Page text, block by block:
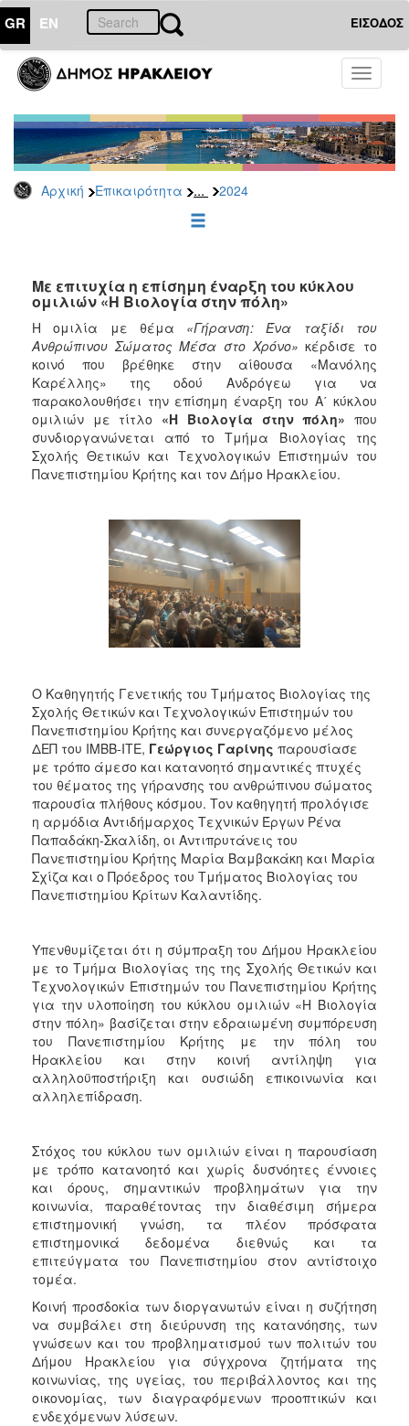
GR EN ΕΙΣΟΔΟΣ
Toggle
Αρχική Επικαιρότητα ... 2024
ΕΠΙΚΑΙΡΟΤΗΤΑ
Τύπου
Αρχείο
2026
2025
2022
2021
2020
2019
2018
2017
2016
2015
ΔΗΜΟΤΗΣ
ΕΠΙΣΚΕΠΤΗΣ
ΗΡΑΚΛΕΙΟ
Με επιτυχία η επίσημη έναρξη του κύκλου
ομιλιών «Η Βιολογία στην πόλη»
Η ομιλία με θέμα «Γήρανση: Ένα ταξίδι του
Ανθρώπινου Σώματος Μέσα στο Χρόνο» κέρδισε το
κοινό που βρέθηκε στην αίθουσα «Μανόλης
Καρέλλης» της οδού Ανδρόγεω για να
παρακολουθήσει την επίσημη έναρξη του Α΄ κύκλου
ομιλιών με τίτλο «Η Βιολογία στην πόλη» που
συνδιοργανώνεται από το Τμήμα Βιολογίας της
Σχολής Θετικών και Τεχνολογικών Επιστημών του
Πανεπιστημίου Κρήτης και τον Δήμο Ηρακλείου.
Ο Καθηγητής Γενετικής του Τμήματος Βιολογίας της
Σχολής Θετικών και Τεχνολογικών Επιστημών του
Πανεπιστημίου Κρήτης και συνεργαζόμενο μέλος
ΔΕΠ του ΙΜΒΒ-ΙΤΕ, Γεώργιος Γαρίνης παρουσίασε
με τρόπο άμεσο και κατανοητό σημαντικές πτυχές
του θέματος της γήρανσης του ανθρώπινου σώματος
παρουσία πλήθους κόσμου. Τον καθηγητή προλόγισε
η αρμόδια Αντιδήμαρχος Τεχνικών Έργων Ρένα
Παπαδάκη-Σκαλίδη, οι Αντιπρυτάνεις του
Πανεπιστημίου Κρήτης Μαρία Βαμβακάκη και Μαρία
Σχίζα και ο Πρόεδρος του Τμήματος Βιολογίας του
Πανεπιστημίου Κρίτων Καλαντίδης.
Υπενθυμίζεται ότι η σύμπραξη του Δήμου Ηρακλείου
με το Τμήμα Βιολογίας της της Σχολής Θετικών και
Τεχνολογικών Επιστημών του Πανεπιστημίου Κρήτης
για την υλοποίηση του κύκλου ομιλιών «Η Βιολογία
στην πόλη» βασίζεται στην εδραιωμένη συμπόρευση
του Πανεπιστημίου Κρήτης με την πόλη του
Ηρακλείου και στην κοινή αντίληψη για
αλληλοϋποστήριξη και ουσιώδη επικοινωνία και
αλληλεπίδραση.
Στόχος του κύκλου των ομιλιών είναι η παρουσίαση
με τρόπο κατανοητό και χωρίς δυσνόητες έννοιες
και όρους, σημαντικών προβλημάτων για την
κοινωνία, παραθέτοντας την διαθέσιμη σήμερα
επιστημονική γνώση, τα πλέον πρόσφατα
επιστημονικά δεδομένα διεθνώς και τα
επιτεύγματα του Πανεπιστημίου στον αντίστοιχο
τομέα.
Κοινή προσδοκία των διοργανωτών είναι η συζήτηση
να συμβάλει στη διεύρυνση της κατανόησης, των
γνώσεων και του προβληματισμού των πολιτών του
Δήμου Ηρακλείου για σύγχρονα ζητήματα της
κοινωνίας, της υγείας, του περιβάλλοντος και της
οικονομίας, των διαγραφόμενων προοπτικών και
ενδεχόμενων λύσεων.